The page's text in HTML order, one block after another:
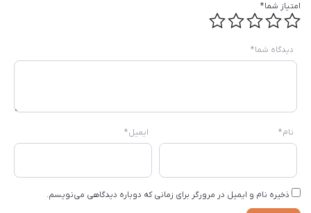
امتیاز شما*
دیدگاه شما*
نام* ایمیل*
ذخیره نام و ایمیل در مرورگر برای زمانی که دوباره دیدگاهی می‌نویسم.